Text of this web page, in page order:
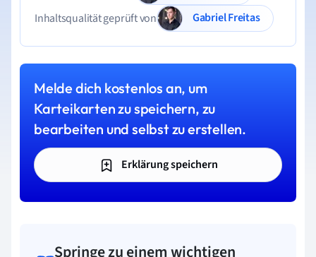
Inhaltsqualität geprüft von
Gabriel Freitas
Melde dich kostenlos an, um
Karteikarten zu speichern, zu
bearbeiten und selbst zu erstellen.
Erklärung speichern
Springe zu einem wichtigen